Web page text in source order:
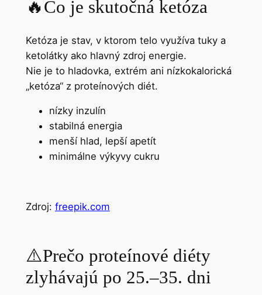
🔥Čo je skutočná ketóza
Ketóza je stav, v ktorom telo využíva tuky a
ketolátky ako hlavný zdroj energie.
Nie je to hladovka, extrém ani nízkokalorická
„ketóza“ z proteínových diét.
nízky inzulín
stabilná energia
menší hlad, lepší apetít
minimálne výkyvy cukru
Zdroj: freepik.com
⚠️Prečo proteínové diéty
zlyhávajú po 25.–35. dni